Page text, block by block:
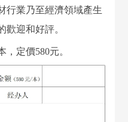
行業乃至經濟領域產生
歡迎和好評。
，定價580元。